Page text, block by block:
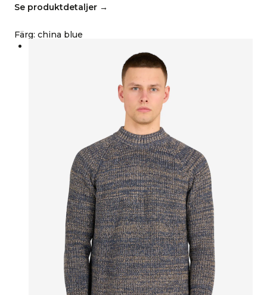
Se produktdetaljer →
Färg: china blue